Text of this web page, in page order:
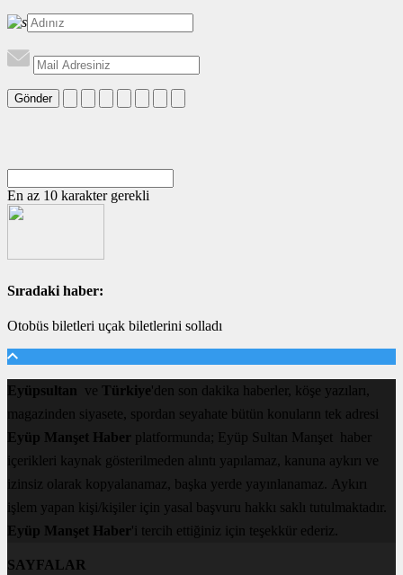
Gönder
En az 10 karakter gerekli
Sıradaki haber:
Otobüs biletleri uçak biletlerini solladı
Eyüpsultan ve Türkiye'den son dakika haberler, köşe yazıları,
magazinden siyasete, spordan seyahate bütün konuların tek adresi
Eyüp Manşet Haber platformunda; Eyüp Sultan Manşet haber
içerikleri kaynak gösterilmeden alıntı yapılamaz, kanuna aykırı ve
izinsiz olarak kopyalanamaz, başka yerde yayınlanamaz. Aykırı
işlem yapan kişi/kişiler için yasal başvuru hakkı saklı tutulmaktadır.
Eyüp Manşet Haber'i tercih ettiğiniz için teşekkür ederiz.
SAYFALAR